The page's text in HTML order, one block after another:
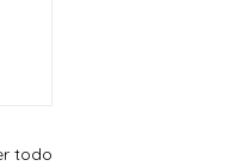
todo